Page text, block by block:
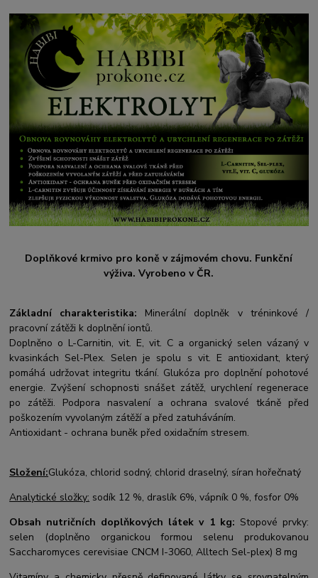
Doplňkové krmivo pro koně v zájmovém chovu. Funkční
výživa. Vyrobeno v ČR.
Základní charakteristika: Minerální doplněk v tréninkové /
pracovní zátěži k doplnění iontů.
Doplněno o L-Carnitin, vit. E, vit. C a organický selen vázaný v
kvasinkách Sel-Plex. Selen je spolu s vit. E antioxidant, který
pomáhá udržovat integritu tkání. Glukóza pro doplnění pohotové
energie. Zvýšení schopnosti snášet zátěž, urychlení regenerace
po zátěži. Podpora nasvalení a ochrana svalové tkáně před
poškozením vyvolaným zátěží a před zatuháváním.
Antioxidant - ochrana buněk před oxidačním stresem.
Složení:Glukóza, chlorid sodný, chlorid draselný, síran hořečnatý
Analytické složky: sodík 12 %, draslík 6%, vápník 0 %, fosfor 0%
Obsah nutričních doplňkových látek v 1 kg: Stopové prvky:
selen (doplněno organickou formou selenu produkovanou
Saccharomyces cerevisiae CNCM I-3060, Alltech Sel-plex) 8 mg